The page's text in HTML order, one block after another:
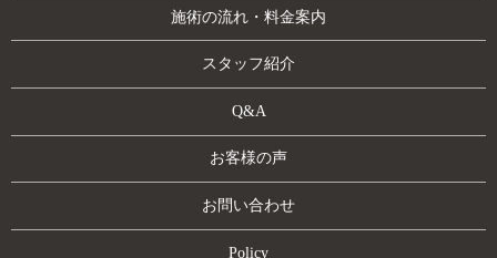
施術の流れ・料金案内
スタッフ紹介
Q&A
お客様の声
お問い合わせ
Policy